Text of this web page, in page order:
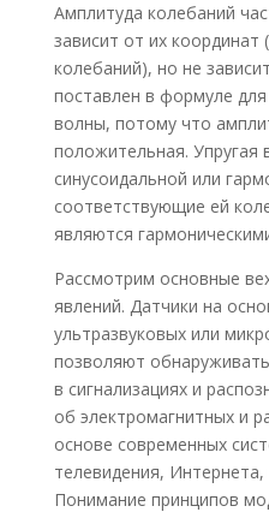
Амплитуда колебаний
зависит от их координат
колебаний), но не
поставлен в формуле
волны, потому что
положительная. Упругая
синусоидальной или
соответствующие ей
являются
Рассмотрим основные
явлений. Датчики на
ультразвуковых или
позволяют
в сигнализациях и
об электромагнитных и
основе современных
телевидения,
Понимание принципов